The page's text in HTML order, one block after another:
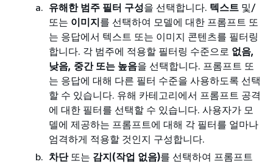
유해한 범주 필터 구성을 선택합니다. 텍스트 및/
또는 이미지를 선택하여 모델에 대한 프롬프트 또
는 응답에서 텍스트 또는 이미지 콘텐츠를 필터링
합니다. 각 범주에 적용할 필터링 수준으로 없음,
낮음, 중간 또는 높음을 선택합니다. 프롬프트 또
는 응답에 대해 다른 필터 수준을 사용하도록 선택
할 수 있습니다. 유해 카테고리에서 프롬프트 공격
에 대한 필터를 선택할 수 있습니다. 사용자가 모
델에 제공하는 프롬프트에 대해 각 필터를 얼마나
엄격하게 적용할 것인지 구성합니다.
차단또는 감지(작업 없음)를 선택하여 프롬프트